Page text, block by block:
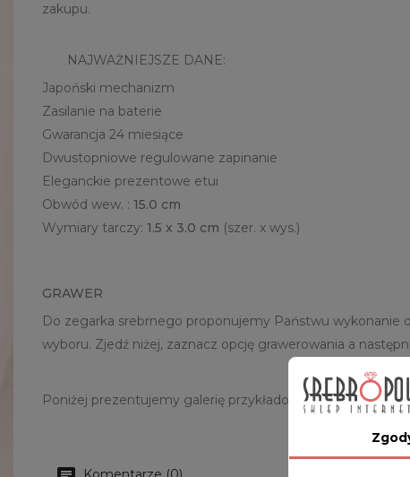
zakupu.
NAJWAŻNIEJSZE DANE:
Japoński mechanizm
Zasilanie na baterie
Gwarancja 24 miesiące
Dwustopniowe regulowane zapinanie
Eleganckie prezentowe etui
Obwód wew. : 15.0 cm
Wymiary tarczy: 1.5 x 3.0 cm (szer. x wys.)
GRAWER
Do zegarka srebrnego proponujemy Państwu wykonanie
wyboru. Zjedź niżej, zaznacz opcję grawerowania a
Poniżej prezentujemy galerię przykładowych zdjęć z już